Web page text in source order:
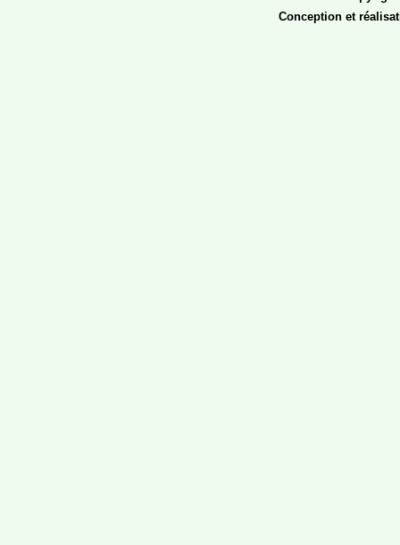
Conception et